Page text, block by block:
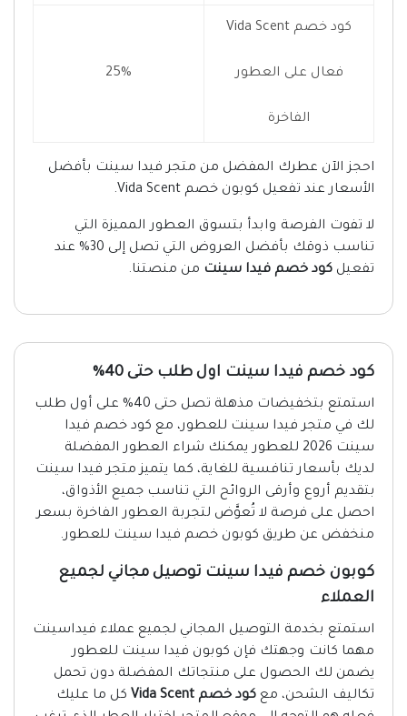
كود خصم Vida Scent
فعال على العطور
الفاخرة
25%
احجز الآن عطرك المفضل من متجر فيدا سينت بأفضل
الأسعار عند تفعيل كوبون خصم Vida Scent.
لا تفوت الفرصة وابدأ بتسوق العطور المميزة التي
تناسب ذوقك بأفضل العروض التي تصل إلى 30% عند
تفعيل كود خصم فيدا سينت من منصتنا.
كود خصم فيدا سينت اول طلب حتى 40%
استمتع بتخفيضات مذهلة تصل حتى 40% على أول طلب
لك في متجر فيدا سينت للعطور، مع كود خصم فيدا
سينت 2026 للعطور يمكنك شراء العطور المفضلة
لديك بأسعار تنافسية للغاية، كما يتميز متجر فيدا سينت
بتقديم أروع وأرقى الروائح التي تناسب جميع الأذواق،
احصل على فرصة لا تُعوَّض لتجربة العطور الفاخرة بسعر
منخفض عن طريق كوبون خصم فيدا سينت للعطور.
كوبون خصم فيدا سينت توصيل مجاني لجميع
العملاء
استمتع بخدمة التوصيل المجاني لجميع عملاء فيداسينت
مهما كانت وجهتك فإن كوبون فيدا سينت للعطور
يضمن لك الحصول على منتجاتك المفضلة دون تحمل
تكاليف الشحن، مع كود خصم Vida Scent
كل ما عليك